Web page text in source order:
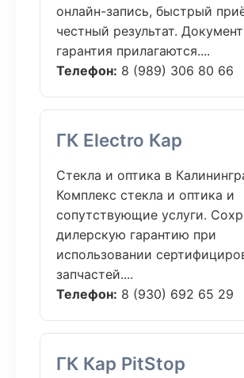
онлайн-запись, быстрый
честный результат.
гарантия прилагаются....
Телефон: 8 (989) 306 80 66
ГК Electro Кар
Стекла и оптика в
Комплекс стекла и оптика и
сопутствующие услуги.
дилерскую гарантию при
использовании
запчастей....
Телефон: 8 (930) 692 65 29
ГК Кар PitStop